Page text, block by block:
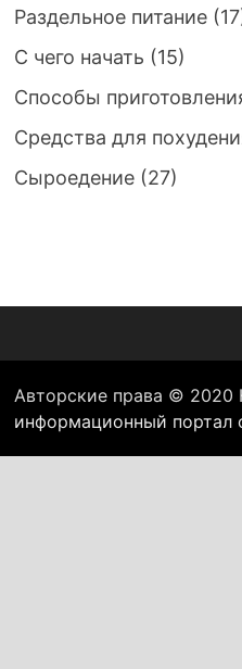
Раздельное питание
С чего начать (15)
Способы
Средства для
Сыроедение(27)
Авторские права © 2020
информационный портал